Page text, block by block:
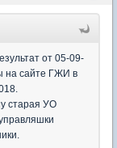
от 05-09-
на сайте ГЖИ в
старая УО